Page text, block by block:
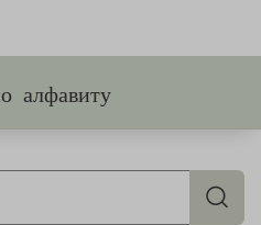
алфавиту